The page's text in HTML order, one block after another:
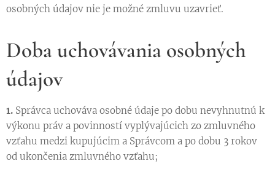
osobných údajov nie je možné zmluvu uzavrieť.
Doba uchovávania osobných
údajov
1. Správca uchováva osobné údaje po dobu nevyhnutnú k
výkonu práv a povinností vyplývajúcich zo zmluvného
vzťahu medzi kupujúcim a Správcom a po dobu 3 rokov
od ukončenia zmluvného vzťahu;